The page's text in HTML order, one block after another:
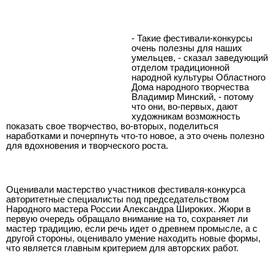
- Такие фестивали-конкурсы
очень полезны для наших
умельцев, - сказал заведующий
отделом традиционной
народной культуры Областного
Дома народного творчества
Владимир Минский, - потому
что они, во-первых, дают
художникам возможность
показать свое творчество, во-вторых, поделиться
наработками и почерпнуть что-то новое, а это очень полезно
для вдохновения и творческого роста.
Оценивали мастерство участников фестиваля-конкурса
авторитетные специалисты под председательством
Народного мастера России Александра Широких. Жюри в
первую очередь обращало внимание на то, сохраняет ли
мастер традицию, если речь идет о древнем промысле, а с
другой стороны, оценивало умение находить новые формы,
что является главным критерием для авторских работ.